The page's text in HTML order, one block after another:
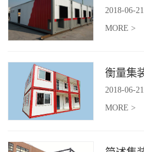
2018-06-21
MORE >
2018-06-21
MORE >